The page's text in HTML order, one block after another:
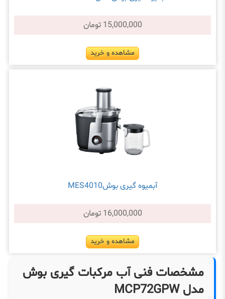
15,000,000 تومان
مشاهده و خرید
آبمیوه گیری بوشMES4010
16,000,000 تومان
مشاهده و خرید
مشخصات فنی آب مرکبات گیری بوش
مدل MCP72GPW